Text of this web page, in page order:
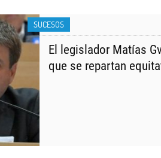
SUCESOS
El legislador Matías
que se repartan